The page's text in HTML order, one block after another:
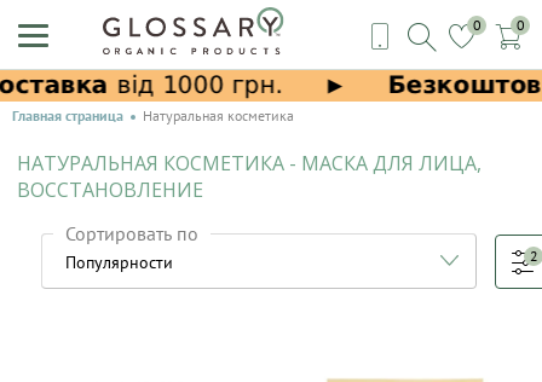
0 0
Главная страница Натуральная косметика
НАТУРАЛЬНАЯ КОСМЕТИКА - МАСКА ДЛЯ ЛИЦА,
ВОССТАНОВЛЕНИЕ
Сортировать по
2